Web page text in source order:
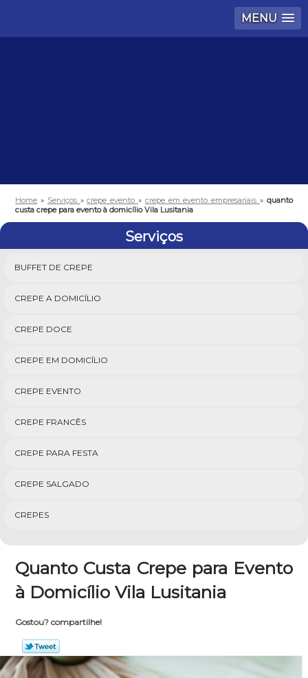
MENU
Home » Serviços »crepe evento » crepe em evento empresariais » quanto
custa crepe para evento à domicílio Vila Lusitania
Serviços
BUFFET DE CREPE
CREPE A DOMICÍLIO
CREPE DOCE
CREPE EM DOMICÍLIO
CREPE EVENTO
CREPE FRANCÊS
CREPE PARA FESTA
CREPE SALGADO
CREPES
Quanto Custa Crepe para Evento
à Domicílio Vila Lusitania
Gostou? compartilhe!